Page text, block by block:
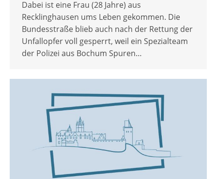
Dabei ist eine Frau (28 Jahre) aus
Recklinghausen ums Leben gekommen. Die
Bundesstraße blieb auch nach der Rettung der
Unfallopfer voll gesperrt, weil ein Spezialteam
der Polizei aus Bochum Spuren…